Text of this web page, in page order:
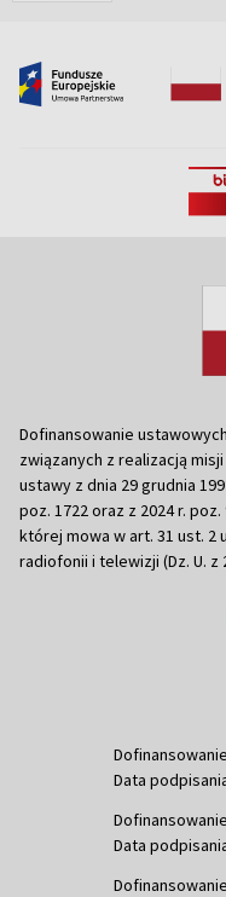
Dofinansowanie
związanych z realizacją
ustawy z dnia 29 grudnia
poz. 1722 oraz z 2024 r.
której mowa w art. 31 ust. 2
radiofonii i telewizji (Dz. U. z
Data
Data